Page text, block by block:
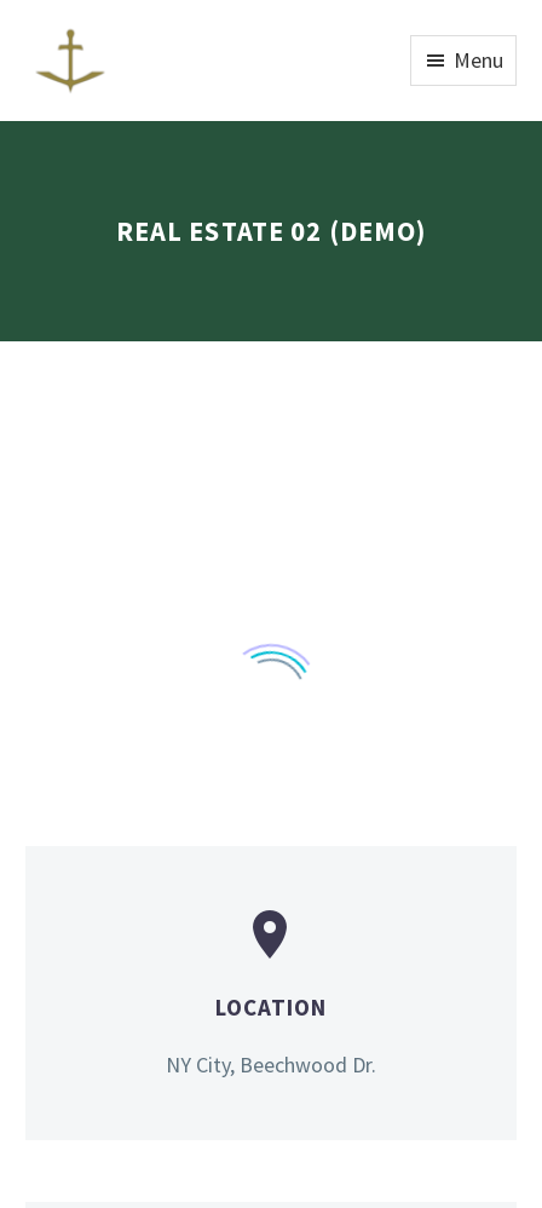
Menu
REAL ESTATE 02 (DEMO)


LOCATION
NY City, Beechwood Dr.